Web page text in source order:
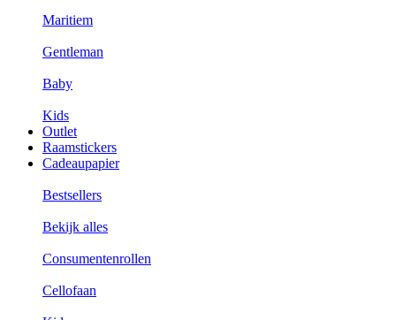
Maritiem
Gentleman
Baby
Kids
Outlet
Raamstickers
Cadeaupapier
Bestsellers
Bekijk alles
Consumentenrollen
Cellofaan